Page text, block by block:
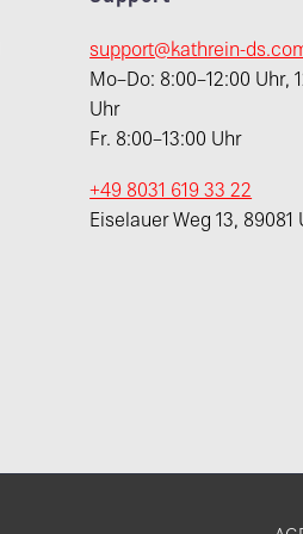
support@kathrein-
Mo–Do: 8:00–12:00 Uhr,
Uhr
Fr. 8:00–13:00 Uhr
+49 8031 619 33 22
Eiselauer Weg 13, 89081